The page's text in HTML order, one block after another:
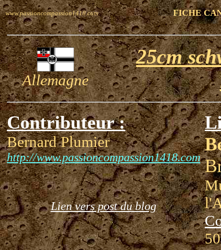
www.passioncompassion1418.com FICHE
Allemagne
25cm
Contributeur :
Bernard Plumier
http://www.passioncompassion1418.com
Lien vers post du blog